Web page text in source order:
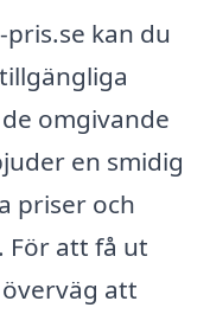
kan du
omgivande
en smidig
priser och
För att få ut
att